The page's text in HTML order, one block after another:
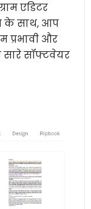
एडिटर
के साथ, आप
और
सॉफ्टवेयर